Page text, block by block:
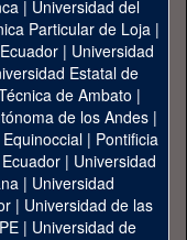
| Universidad del
Particular de Loja|
| Universidad
Estatal de
de Ambato |
de los Andes|
| Pontificia
| Universidad
| Universidad
| Universidad de las
| Universidad de